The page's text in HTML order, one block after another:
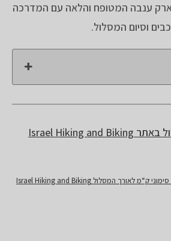
ענבה המטופח והלאה עם המדרכה
וסיום המסלול.
לחץ למפה של המסלול באתר Israel Hiking and Biking
סרטון הוראות להפעלת תצוגת סימוני ק“מ לאורך המסלול Israel Hiking and Biking